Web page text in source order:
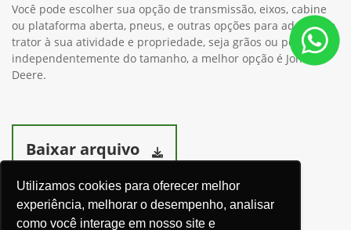
Utilizamos cookies para oferecer melhor
experiência, melhorar o desempenho, analisar
como você interage em nosso site e
Você pode escolher sua opção de transmissão, eixos, cabine
ou plataforma aberta, pneus, e outras opções para adequar o
trator à sua atividade e propriedade, seja grãos ou pecuária,
independentemente do tamanho, a melhor opção é John
Deere.
Baixar arquivo